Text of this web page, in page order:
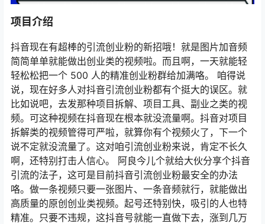
项目介绍
抖音现在有超棒的引流创业粉的新招哦！就是图片加音频
简简单单就能做出创业类的视频啦。而且啊，一天就能轻
轻松松把一个 500 人的精准创业粉群给加满咯。 咱得说
说，现在好多人对抖音引流创业粉都有个挺大的误区。就
比如说吧，去发那种项目拆解、项目工具、副业之类的视
频。可这种视频在抖音现在根本就没流量啊。抖音对项目
拆解类的视频管得可严啦，就算你有个视频火了，下一个
说不定就没流量了。这对咱引流创业粉来说，肯定不长久
啊，还特别打击人信心。 阿良今儿个就给大伙分享个抖音
引流的法子，这可是目前抖音引流创业粉最安全的办法
咯。做一条视频只要一张图片、一条音频就行，就能做出
高质量的原创创业类视频。起号还特别快，吸引的人也特
精准。只要不违规，这抖音号就能一直做下去，涨到几万